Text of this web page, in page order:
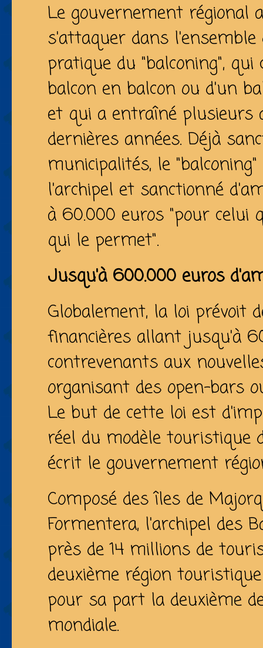
Le gouvernement régional
s'attaquer dans l'ensemble
pratique du "balconing",
balcon en balcon ou d'un
et qui a entraîné plusieurs
dernières années. Déjà
municipalités, le
l'archipel et sanctionné
à 60.000 euros "pour celui
qui le permet".
Jusqu'à 600.000 euros
Globalement, la loi prévoit
financières allant jusqu'à
contrevenants aux
organisant des open-bars
Le but de cette loi est
réel du modèle touristique
écrit le gouvernement
Composé des îles de
Formentera, l'archipel des
près de 14 millions de
deuxième région
pour sa part la deuxième
mondiale.